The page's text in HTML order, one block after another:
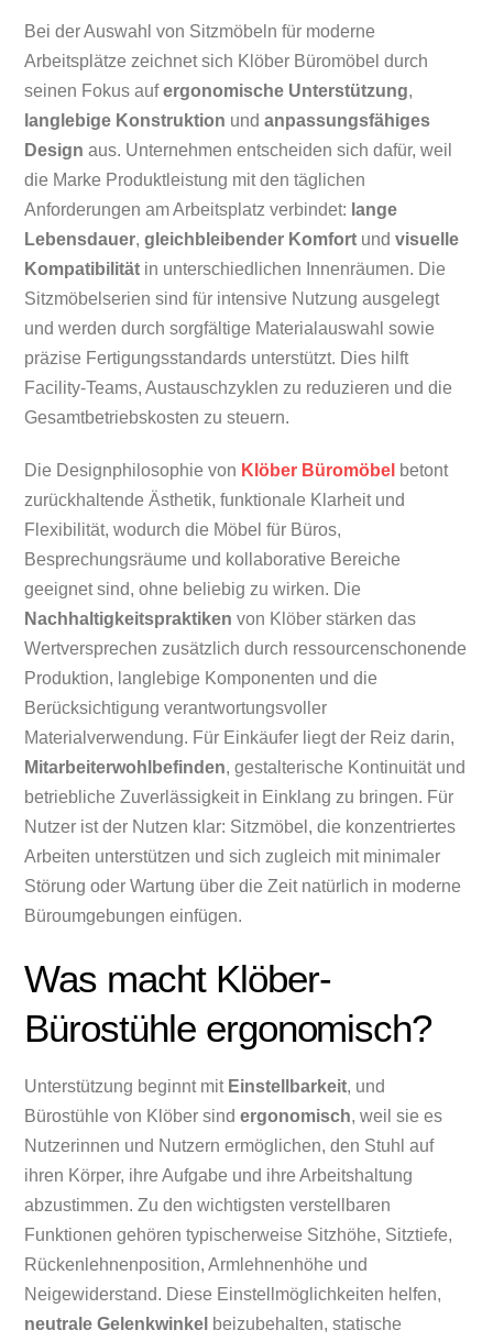
Bei der Auswahl von Sitzmöbeln für moderne
Arbeitsplätze zeichnet sich Klöber Büromöbel durch
seinen Fokus aufergonomische Unterstützung,
langlebige Konstruktion undanpassungsfähiges
Design aus. Unternehmen entscheiden sich dafür, weil
die Marke Produktleistung mit den täglichen
Anforderungen am Arbeitsplatz verbindet: lange
Lebensdauer,gleichbleibender Komfort undvisuelle
Kompatibilität in unterschiedlichen Innenräumen. Die
Sitzmöbelserien sind für intensive Nutzung ausgelegt
und werden durch sorgfältige Materialauswahl sowie
präzise Fertigungsstandards unterstützt. Dies hilft
Facility-Teams, Austauschzyklen zu reduzieren und die
Gesamtbetriebskosten zu steuern.
Die Designphilosophie von Klöber Büromöbel betont
zurückhaltende Ästhetik, funktionale Klarheit und
Flexibilität, wodurch die Möbel für Büros,
Besprechungsräume und kollaborative Bereiche
geeignet sind, ohne beliebig zu wirken. Die
Nachhaltigkeitspraktiken von Klöber stärken das
Wertversprechen zusätzlich durch ressourcenschonende
Produktion, langlebige Komponenten und die
Berücksichtigung verantwortungsvoller
Materialverwendung. Für Einkäufer liegt der Reiz darin,
Mitarbeiterwohlbefinden, gestalterische Kontinuität und
betriebliche Zuverlässigkeit in Einklang zu bringen. Für
Nutzer ist der Nutzen klar: Sitzmöbel, die konzentriertes
Arbeiten unterstützen und sich zugleich mit minimaler
Störung oder Wartung über die Zeit natürlich in moderne
Büroumgebungen einfügen.
Was macht Klöber-
Bürostühle ergonomisch?
Unterstützung beginnt mit Einstellbarkeit, und
Bürostühle von Klöber sindergonomisch, weil sie es
Nutzerinnen und Nutzern ermöglichen, den Stuhl auf
ihren Körper, ihre Aufgabe und ihre Arbeitshaltung
abzustimmen. Zu den wichtigsten verstellbaren
Funktionen gehören typischerweise Sitzhöhe, Sitztiefe,
Rückenlehnenposition, Armlehnenhöhe und
Neigewiderstand. Diese Einstellmöglichkeiten helfen,
neutrale Gelenkwinkel beizubehalten, statische